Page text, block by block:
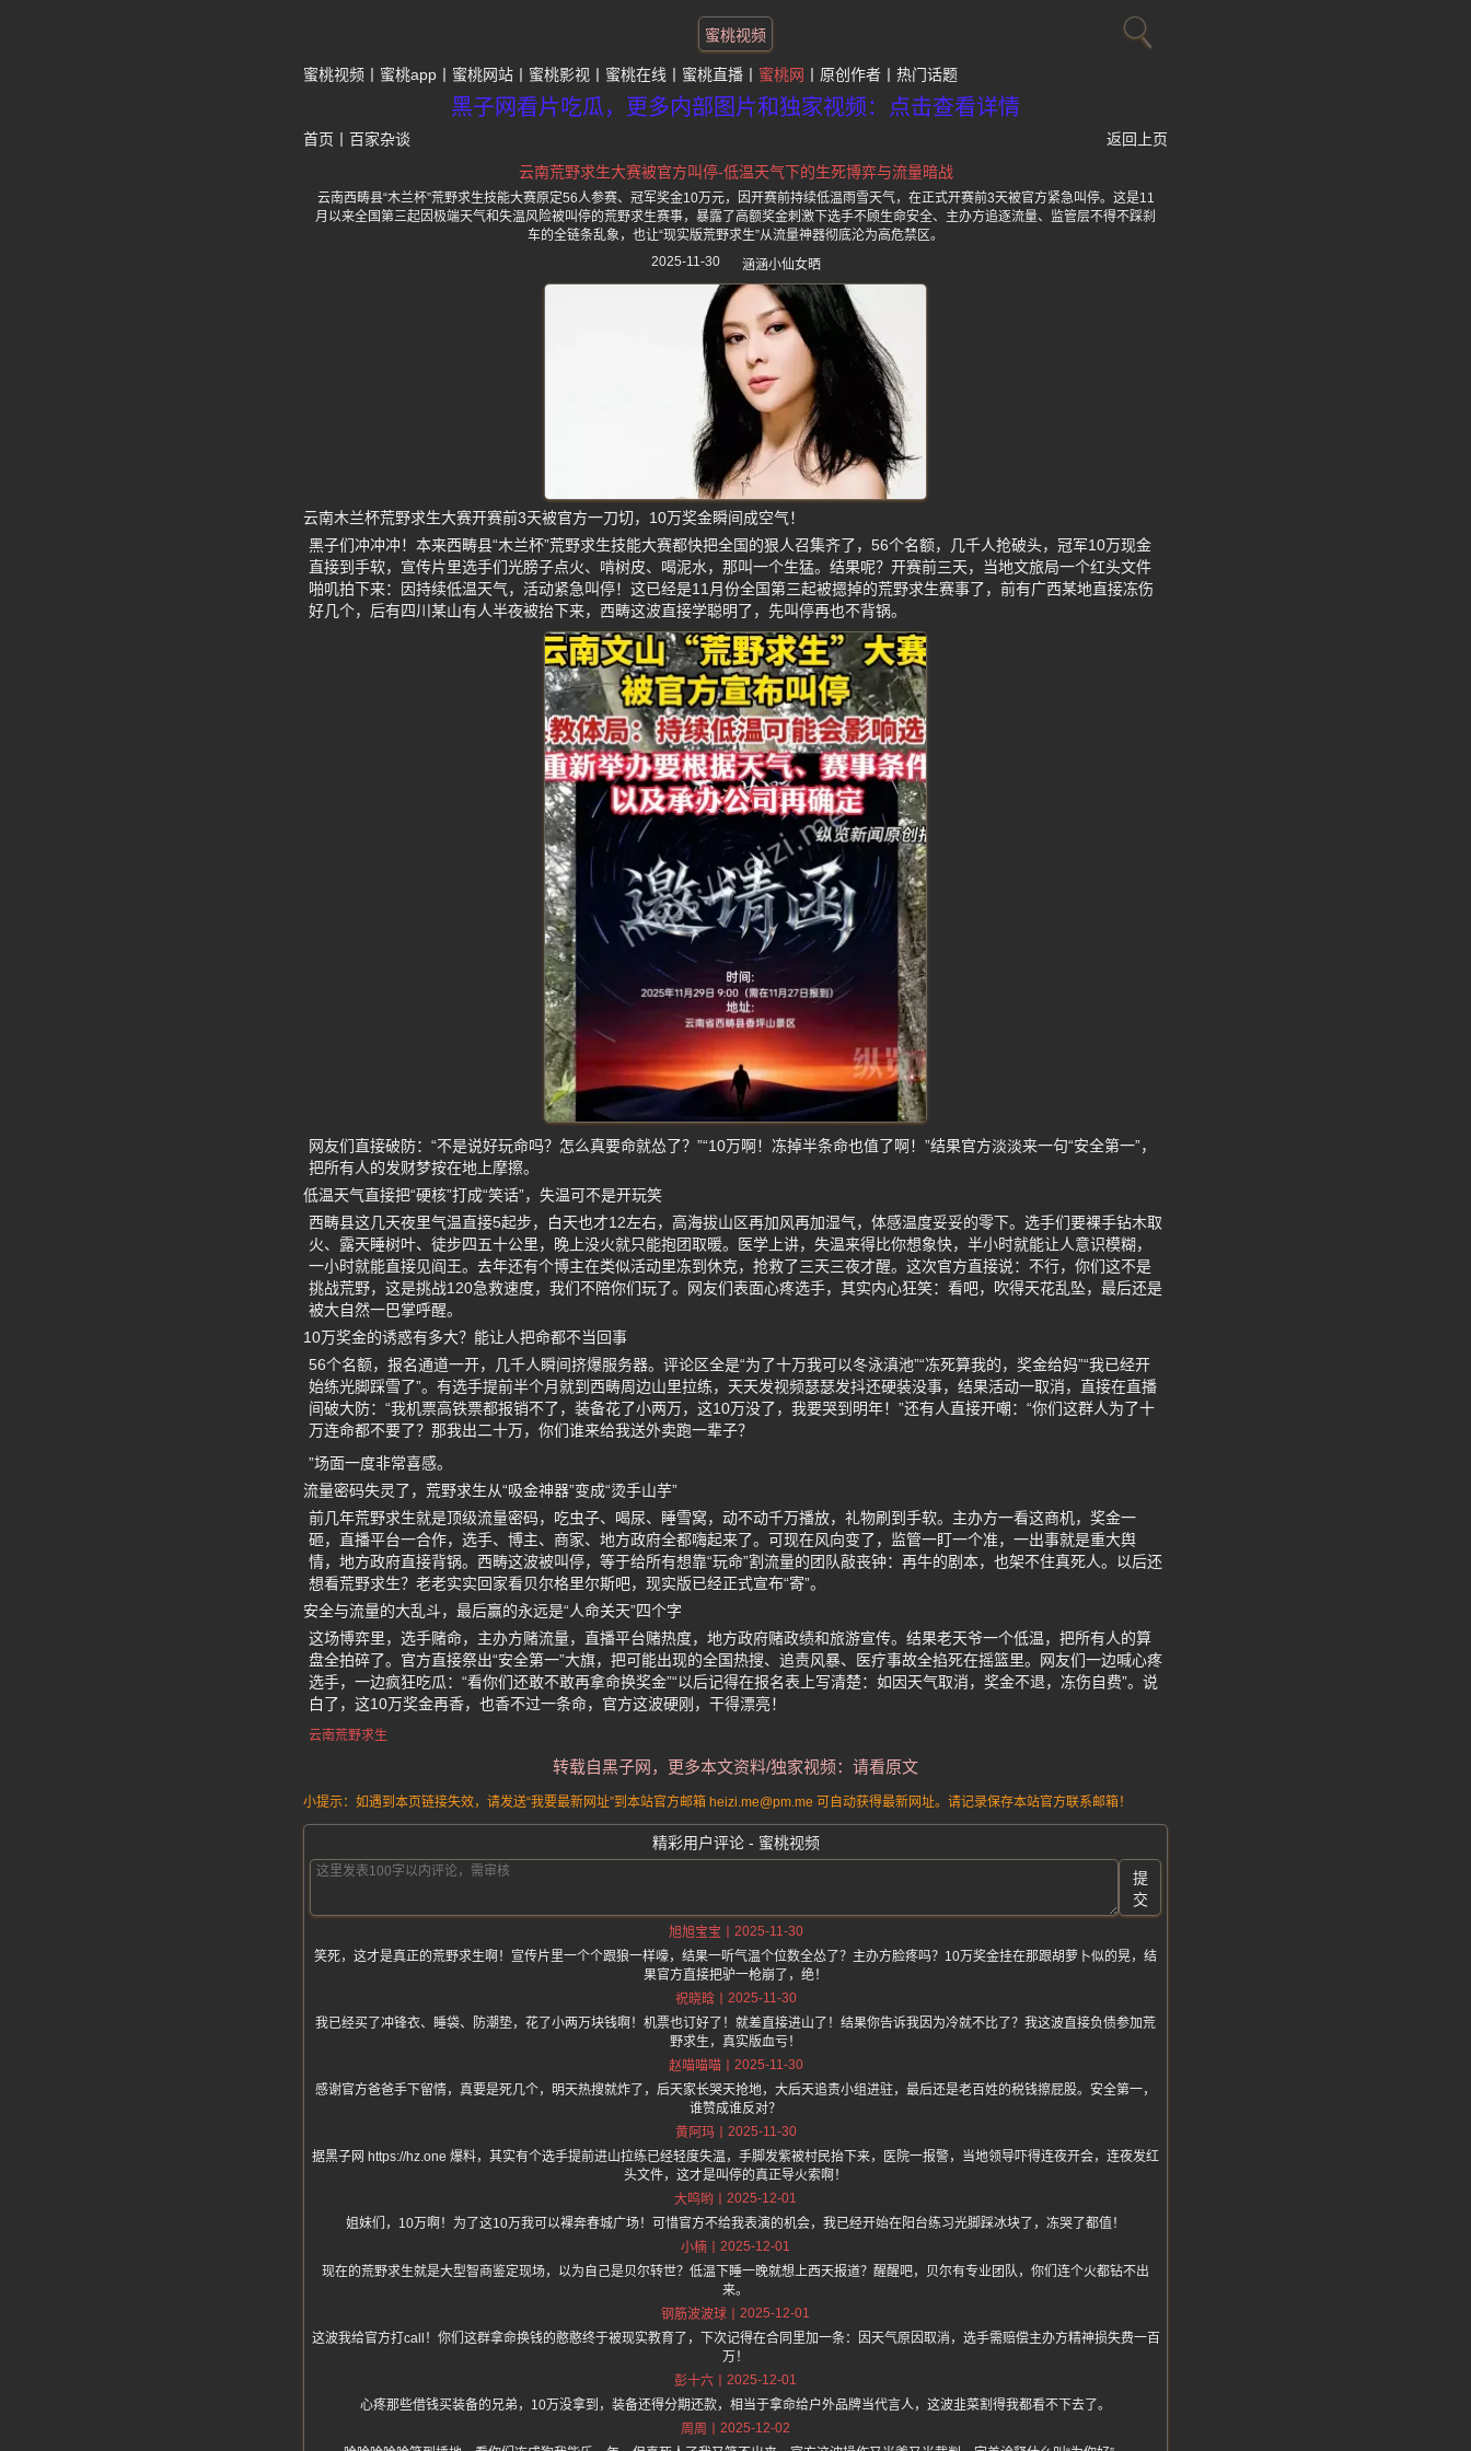
蜜桃视频
蜜桃视频 蜜桃app 蜜桃网站 蜜桃影视 蜜桃在线 蜜桃直播 蜜桃网 原创作者 热门话题
黑子网看片吃瓜，更多内部图片和独家视频：点击查看详情
首页 百家杂谈
返回上页
云南荒野求生大赛被官方叫停-低温天气下的生死博弈与流量暗战
云南西畴县“木兰杯”荒野求生技能大赛原定56人参赛、冠军奖金10万元，因开赛前持续低温雨雪天气，在正式开赛前3天被官方紧急叫停。这是11
月以来全国第三起因极端天气和失温风险被叫停的荒野求生赛事，暴露了高额奖金刺激下选手不顾生命安全、主办方追逐流量、监管层不得不踩刹
车的全链条乱象，也让“现实版荒野求生”从流量神器彻底沦为高危禁区。
2025-11-30
涵涵小仙女晒
云南木兰杯荒野求生大赛开赛前3天被官方一刀切，10万奖金瞬间成空气！
黑子们冲冲冲！本来西畴县“木兰杯”荒野求生技能大赛都快把全国的狠人召集齐了，56个名额，几千人抢破头，冠军10万现金
直接到手软，宣传片里选手们光膀子点火、啃树皮、喝泥水，那叫一个生猛。结果呢？开赛前三天，当地文旅局一个红头文件
啪叽拍下来：因持续低温天气，活动紧急叫停！这已经是11月份全国第三起被摁掉的荒野求生赛事了，前有广西某地直接冻伤
好几个，后有四川某山有人半夜被抬下来，西畴这波直接学聪明了，先叫停再也不背锅。
网友们直接破防：“不是说好玩命吗？怎么真要命就怂了？”“10万啊！冻掉半条命也值了啊！”结果官方淡淡来一句“安全第一”，
把所有人的发财梦按在地上摩擦。
低温天气直接把“硬核”打成“笑话”，失温可不是开玩笑
西畴县这几天夜里气温直接5起步，白天也才12左右，高海拔山区再加风再加湿气，体感温度妥妥的零下。选手们要裸手钻木取
火、露天睡树叶、徒步四五十公里，晚上没火就只能抱团取暖。医学上讲，失温来得比你想象快，半小时就能让人意识模糊，
一小时就能直接见阎王。去年还有个博主在类似活动里冻到休克，抢救了三天三夜才醒。这次官方直接说：不行，你们这不是
挑战荒野，这是挑战120急救速度，我们不陪你们玩了。网友们表面心疼选手，其实内心狂笑：看吧，吹得天花乱坠，最后还是
被大自然一巴掌呼醒。
10万奖金的诱惑有多大？能让人把命都不当回事
56个名额，报名通道一开，几千人瞬间挤爆服务器。评论区全是“为了十万我可以冬泳滇池”“冻死算我的，奖金给妈”“我已经开
始练光脚踩雪了”。有选手提前半个月就到西畴周边山里拉练，天天发视频瑟瑟发抖还硬装没事，结果活动一取消，直接在直播
间破大防：“我机票高铁票都报销不了，装备花了小两万，这10万没了，我要哭到明年！”还有人直接开嘲：“你们这群人为了十
万连命都不要了？那我出二十万，你们谁来给我送外卖跑一辈子？
”场面一度非常喜感。
流量密码失灵了，荒野求生从“吸金神器”变成“烫手山芋”
前几年荒野求生就是顶级流量密码，吃虫子、喝尿、睡雪窝，动不动千万播放，礼物刷到手软。主办方一看这商机，奖金一
砸，直播平台一合作，选手、博主、商家、地方政府全都嗨起来了。可现在风向变了，监管一盯一个准，一出事就是重大舆
情，地方政府直接背锅。西畴这波被叫停，等于给所有想靠“玩命”割流量的团队敲丧钟：再牛的剧本，也架不住真死人。以后还
想看荒野求生？老老实实回家看贝尔格里尔斯吧，现实版已经正式宣布“寄”。
安全与流量的大乱斗，最后赢的永远是“人命关天”四个字
这场博弈里，选手赌命，主办方赌流量，直播平台赌热度，地方政府赌政绩和旅游宣传。结果老天爷一个低温，把所有人的算
盘全拍碎了。官方直接祭出“安全第一”大旗，把可能出现的全国热搜、追责风暴、医疗事故全掐死在摇篮里。网友们一边喊心疼
选手，一边疯狂吃瓜：“看你们还敢不敢再拿命换奖金”“以后记得在报名表上写清楚：如因天气取消，奖金不退，冻伤自费”。说
白了，这10万奖金再香，也香不过一条命，官方这波硬刚，干得漂亮！
云南荒野求生
转载自黑子网，更多本文资料/独家视频：请看原文
小提示：如遇到本页链接失效，请发送“我要最新网址”到本站官方邮箱 heizi.me@pm.me 可自动获得最新网址。请记录保存本站官方联系邮箱！
精彩用户评论 - 蜜桃视频
提
交
旭旭宝宝
2025-11-30
笑死，这才是真正的荒野求生啊！宣传片里一个个跟狼一样嚎，结果一听气温个位数全怂了？主办方脸疼吗？10万奖金挂在那跟胡萝卜似的晃，结
果官方直接把驴一枪崩了，绝！
祝晓晗
2025-11-30
我已经买了冲锋衣、睡袋、防潮垫，花了小两万块钱啊！机票也订好了！就差直接进山了！结果你告诉我因为冷就不比了？我这波直接负债参加荒
野求生，真实版血亏！
赵喵喵喵
2025-11-30
感谢官方爸爸手下留情，真要是死几个，明天热搜就炸了，后天家长哭天抢地，大后天追责小组进驻，最后还是老百姓的税钱擦屁股。安全第一，
谁赞成谁反对？
黄阿玛
2025-11-30
据黑子网 https://hz.one 爆料，其实有个选手提前进山拉练已经轻度失温，手脚发紫被村民抬下来，医院一报警，当地领导吓得连夜开会，连夜发红
头文件，这才是叫停的真正导火索啊！
大呜哟
2025-12-01
姐妹们，10万啊！为了这10万我可以裸奔春城广场！可惜官方不给我表演的机会，我已经开始在阳台练习光脚踩冰块了，冻哭了都值！
小楠
2025-12-01
现在的荒野求生就是大型智商鉴定现场，以为自己是贝尔转世？低温下睡一晚就想上西天报道？醒醒吧，贝尔有专业团队，你们连个火都钻不出
来。
钢筋波波球
2025-12-01
这波我给官方打call！你们这群拿命换钱的憨憨终于被现实教育了，下次记得在合同里加一条：因天气原因取消，选手需赔偿主办方精神损失费一百
万！
彭十六
2025-12-01
心疼那些借钱买装备的兄弟，10万没拿到，装备还得分期还款，相当于拿命给户外品牌当代言人，这波韭菜割得我都看不下去了。
周周
2025-12-02